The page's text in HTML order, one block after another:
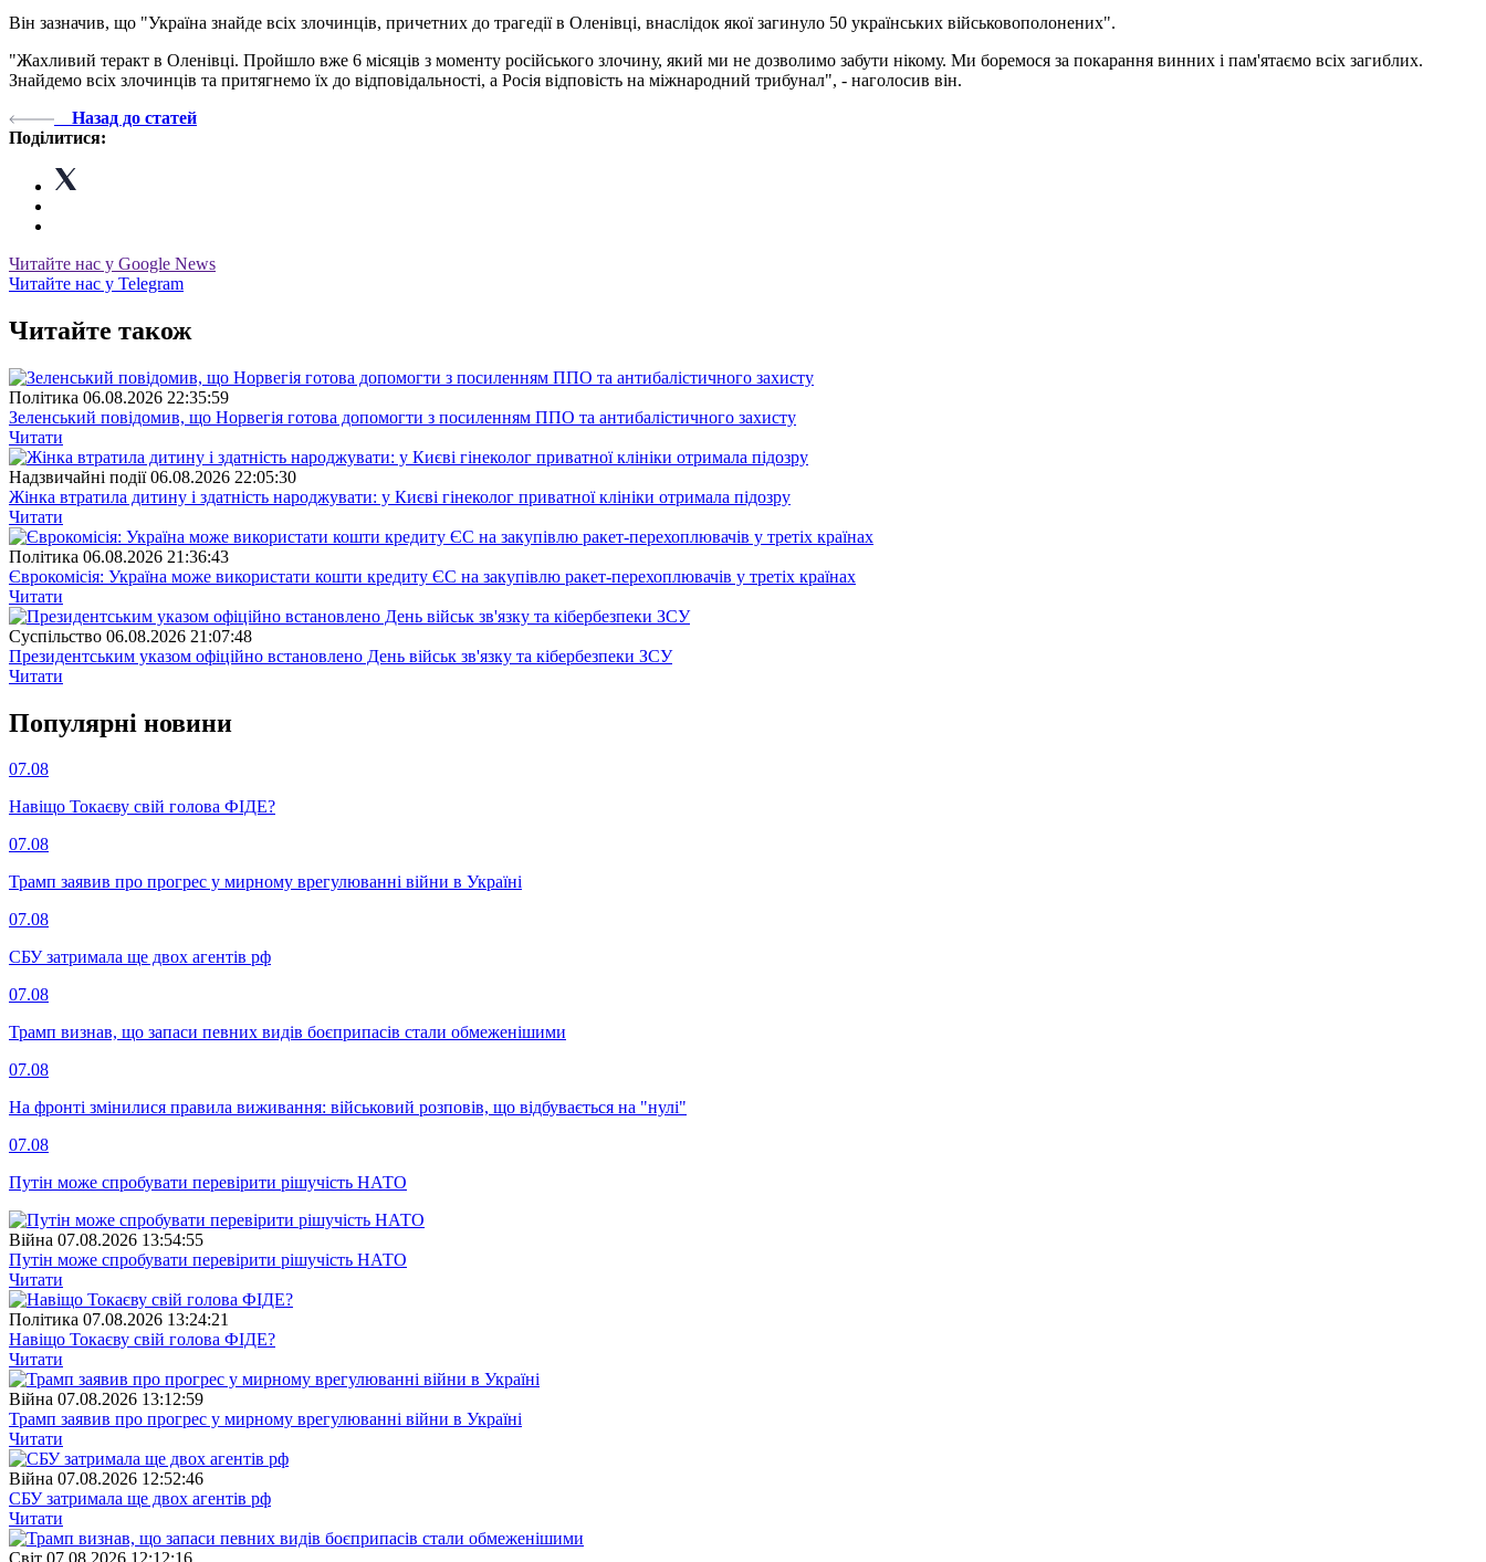
Він зазначив, що "Україна знайде всіх злочинців, причетних до трагедії в Оленівці, внаслідок якої загинуло 50 українських військовополонених".
"Жахливий теракт в Оленівці. Пройшло вже 6 місяців з моменту російського злочину, який ми не дозволимо забути нікому. Ми боремося за покарання винних і пам'ятаємо всіх загиблих.
Знайдемо всіх злочинців та притягнемо їх до відповідальності, а Росія відповість на міжнародний трибунал", - наголосив він.
Назад до статей
Поділитися:
Читайте нас у Google News
Читайте нас у Telegram
Читайте також
Полiтика 06.08.2026 22:35:59
Зеленський повідомив, що Норвегія готова допомогти з посиленням ППО та антибалістичного захисту
Читати
Надзвичайні події 06.08.2026 22:05:30
Жінка втратила дитину і здатність народжувати: у Києві гінеколог приватної клініки отримала підозру
Читати
Полiтика 06.08.2026 21:36:43
Єврокомісія: Україна може використати кошти кредиту ЄС на закупівлю ракет-перехоплювачів у третіх країнах
Читати
Суспiльство 06.08.2026 21:07:48
Президентським указом офіційно встановлено День військ зв'язку та кібербезпеки ЗСУ
Читати
Популярнi новини
07.08
Навіщо Токаєву свій голова ФІДЕ?
07.08
Трамп заявив про прогрес у мирному врегулюванні війни в Україні
07.08
СБУ затримала ще двох агентів рф
07.08
Трамп визнав, що запаси певних видів боєприпасів стали обмеженішими
07.08
На фронті змінилися правила виживання: військовий розповів, що відбувається на "нулі"
07.08
Путін може спробувати перевірити рішучість НАТО
Війна 07.08.2026 13:54:55
Путін може спробувати перевірити рішучість НАТО
Читати
Полiтика 07.08.2026 13:24:21
Навіщо Токаєву свій голова ФІДЕ?
Читати
Війна 07.08.2026 13:12:59
Трамп заявив про прогрес у мирному врегулюванні війни в Україні
Читати
Війна 07.08.2026 12:52:46
СБУ затримала ще двох агентів рф
Читати